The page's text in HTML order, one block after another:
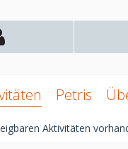
Petris
Aktivitäten